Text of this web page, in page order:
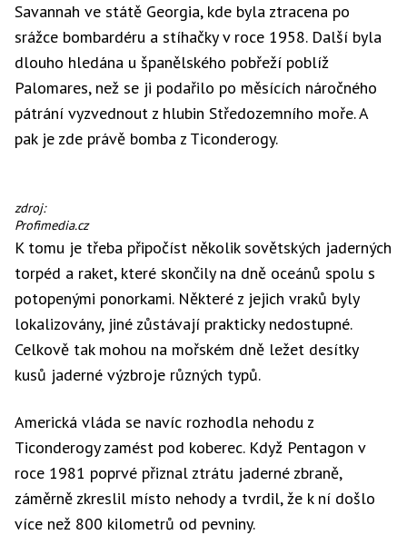
Savannah ve státě Georgia, kde byla ztracena po
srážce bombardéru a stíhačky v roce 1958. Další byla
dlouho hledána u španělského pobřeží poblíž
Palomares, než se ji podařilo po měsících náročného
pátrání vyzvednout z hlubin Středozemního moře. A
pak je zde právě bomba z Ticonderogy.
Replika
termonukleární
bomby
B43
zdroj:
Profimedia.cz
K tomu je třeba připočíst několik sovětských jaderných
torpéd a raket, které skončily na dně oceánů spolu s
potopenými ponorkami. Některé z jejich vraků byly
lokalizovány, jiné zůstávají prakticky nedostupné.
Celkově tak mohou na mořském dně ležet desítky
kusů jaderné výzbroje různých typů.
Americká vláda se navíc rozhodla nehodu z
Ticonderogy zamést pod koberec. Když Pentagon v
roce 1981 poprvé přiznal ztrátu jaderné zbraně,
záměrně zkreslil místo nehody a tvrdil, že k ní došlo
více než 800 kilometrů od pevniny.